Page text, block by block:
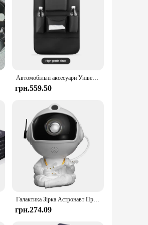
fabric, ensuring durability
phones, wallets, keys, and
making it a versatile
solution. Its easy-to-clean
need without taking your
you can enjoy a more
Автомобільні аксесуари Універсальний органайзер для автомобільних сидінь з лотком Тримач для планшета Багатокишенькове місце для зберігання салону автомобілів Укладання Прибирання
грн.559.50
Галактика Зірка Астронавт Проектор Світло Зоряне небо Поректори Лампа Прикраса Спальня Кімната Туманність Світлодіодний нічник Дитина Дорослий Подарунок
грн.274.09